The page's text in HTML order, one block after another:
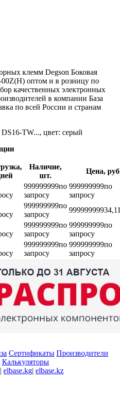
клемм Degson Боковая
оптом и в розницу по
качественных электронных
в компании База
по всей России и странам
TW..., цвет: серый
Наличие,
шт.
Цена,
999999999по
запросу
999999999по
запросу
999999999по
запросу
999999999
999999999по
запросу
999999999по
запросу
999999999по
запросу
999999999по
запросу
Сертификаты Производители
Калькуляторы
| elbase.kg| elbase.kz